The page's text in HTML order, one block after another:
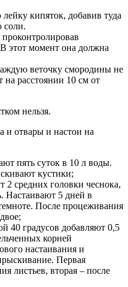
кипяток, добавив туда
соли.
этот момент она должна
веточку смородины не
на расстоянии 10 см от
нельзя.
и отвары и настои на
пять суток в 10 л воды.
кустики;
средних головки чеснока,
Настаивают 5 дней в
После процеживания
40 градусов добавляют 0,5
корней
настаивания и
Первая
листьев, вторая – после